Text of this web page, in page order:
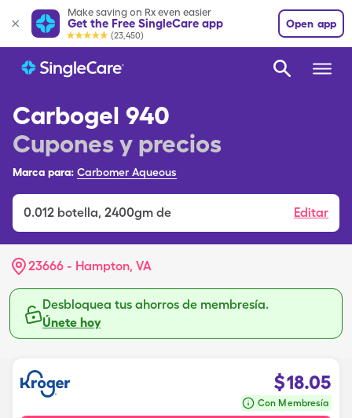
Make saving on Rx even easier
Get the Free SingleCare app
(23,450)
Open app
Carbogel 940
Cupones y precios
Marca para: Carbomer Aqueous
0.012 botella, 2400gm de Editar
23666 - Hampton, VA
Desbloquea tus ahorros de membresía.
Únete hoy
$18.05
Con Membresía